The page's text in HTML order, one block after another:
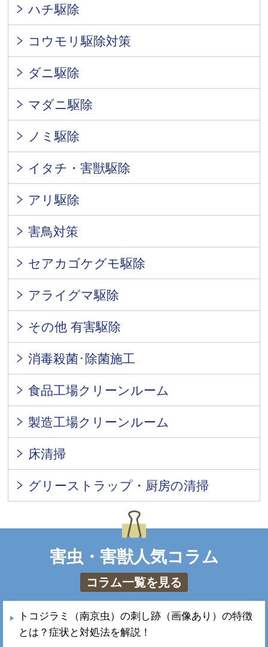
ハチ駆除
コウモリ駆除対策
ダニ駆除
マダニ駆除
ノミ駆除
イタチ・害獣駆除
アリ駆除
害鳥対策
セアカゴケグモ駆除
アライグマ駆除
その他 有害駆除
消毒殺菌･除菌施工
食品工場クリーンルーム
製造工場クリーンルーム
床清掃
グリーストラップ・厨房の清掃
害虫・害獣人気コラム
コラム一覧を見る
トコジラミ（南京虫）の刺し跡（画像あり）の特徴
とは？症状と対処法を解説！